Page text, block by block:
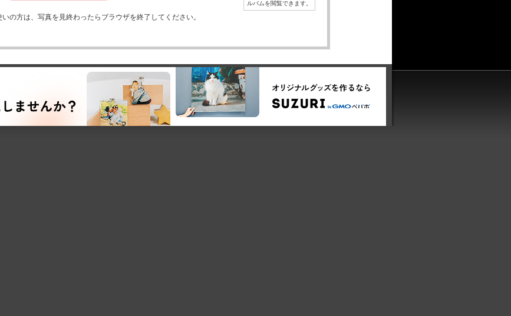
の方は、写真を見終わったらブラウザを終了してください。
ルバムを閲覧できます。